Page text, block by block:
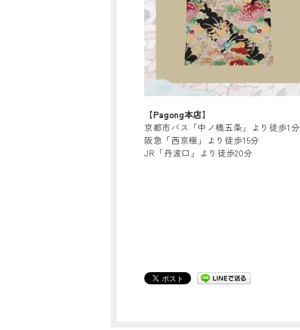
【Pagong本店】
京都市バス「中ノ橋五条」より徒歩1分
阪急「西京極」より徒歩15分
JR「丹波口」より徒歩20分